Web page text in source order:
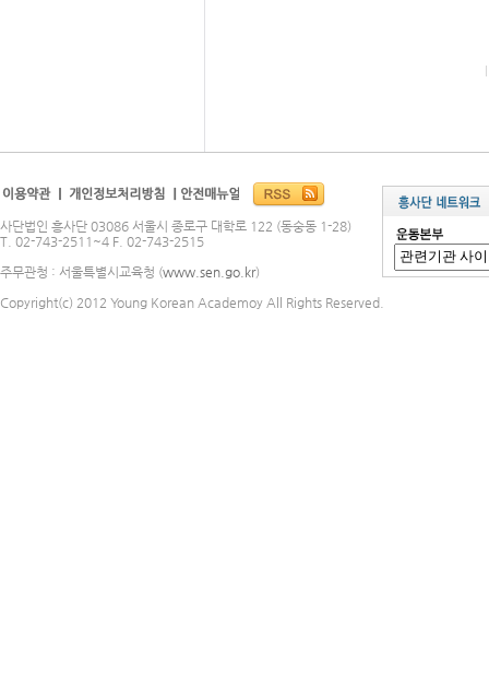
사단법인 흥사단 03086 서울시 종로구 대학로 122 (동숭동 1-28)
T. 02-743-2511~4 F. 02-743-2515
주무관청 : 서울특별시교육청 (www.sen.go.kr)
Copyright(c) 2012 Young Korean Academoy All Rights Reserved.